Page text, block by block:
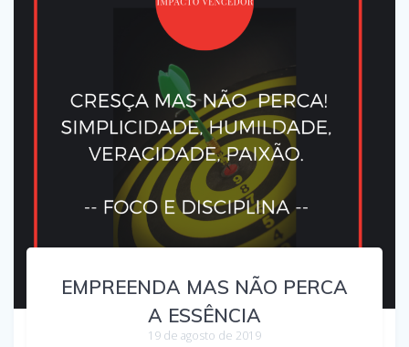
EMPREENDA MAS NÃO PERCA
A ESSÊNCIA
19 de agosto de 2019